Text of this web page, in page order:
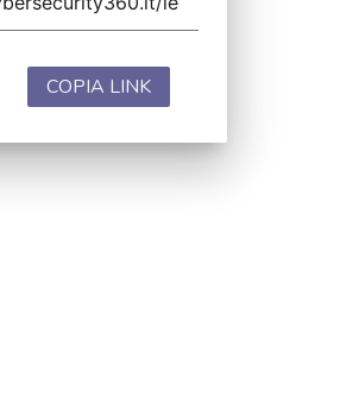
COPIA LINK